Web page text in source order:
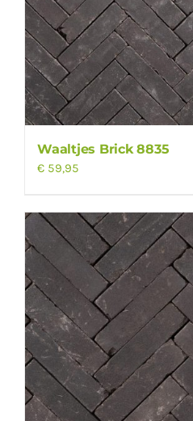
Waaltjes Brick 8835
€ 59,95